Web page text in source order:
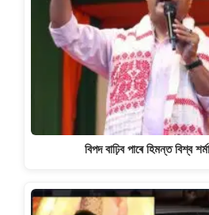
বিপদ বাঢ়িব পাৰে হিমন্ত বিশ্ব